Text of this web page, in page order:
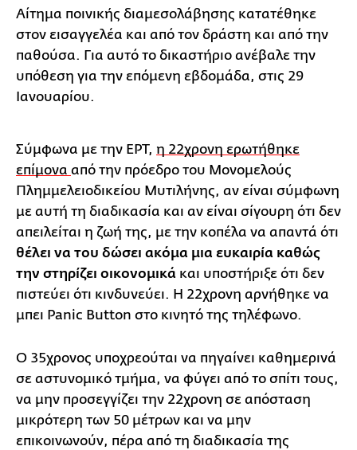
Αίτημα ποινικής διαμεσολάβησης κατατέθηκε
στον εισαγγελέα και από τον δράστη και από την
παθούσα. Για αυτό το δικαστήριο ανέβαλε την
υπόθεση για την επόμενη εβδομάδα, στις 29
Ιανουαρίου.
Σύμφωνα με την ΕΡΤ, η 22χρονη ερωτήθηκε
επίμονα από την πρόεδρο του Μονομελούς
Πλημμελειοδικείου Μυτιλήνης, αν είναι σύμφωνη
με αυτή τη διαδικασία και αν είναι σίγουρη ότι δεν
απειλείται η ζωή της, με την κοπέλα να απαντά ότι
θέλει να του δώσει ακόμα μια ευκαιρία καθώς
την στηρίζει οικονομικά και υποστήριξε ότι δεν
πιστεύει ότι κινδυνεύει. Η 22χρονη αρνήθηκε να
μπει Panic Button στο κινητό της τηλέφωνο.
Ο 35χρονος υποχρεούται να πηγαίνει καθημερινά
σε αστυνομικό τμήμα, να φύγει από το σπίτι τους,
να μην προσεγγίζει την 22χρονη σε απόσταση
μικρότερη των 50 μέτρων και να μην
επικοινωνούν, πέρα από τη διαδικασία της